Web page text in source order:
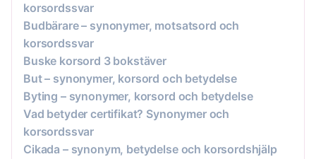
korsordssvar
Budbärare – synonymer, motsatsord och
korsordssvar
Buske korsord 3 bokstäver
But – synonymer, korsord och betydelse
Byting – synonymer, korsord och betydelse
Vad betyder certifikat? Synonymer och
korsordssvar
Cikada – synonym, betydelse och korsordshjälp